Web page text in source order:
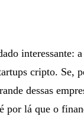
interessante:
cripto. Se,
dessas
por lá que o